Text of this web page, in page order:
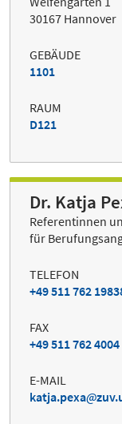
30167 Hannover
GEBÄUDE
1101
RAUM
D121
Dr. Katja
Referentinnen
für
TELEFON
+49 511 762
FAX
+49 511 762 4004
E-MAIL
katja.pexa